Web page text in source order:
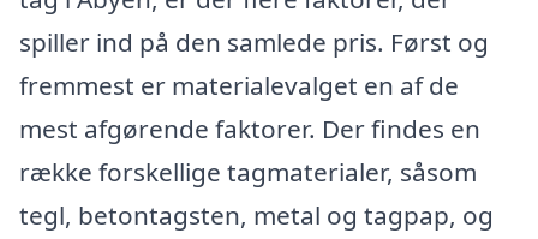
spiller ind på den samlede pris. Først og
fremmest er materialevalget en af de
mest afgørende faktorer. Der findes en
række forskellige tagmaterialer, såsom
tegl, betontagsten, metal og tagpap, og